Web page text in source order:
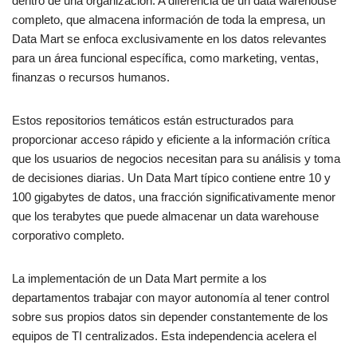
completo, que almacena información de toda la empresa, un
Data Mart se enfoca exclusivamente en los datos relevantes
para un área funcional específica, como marketing, ventas,
finanzas o recursos humanos.
Estos repositorios temáticos están estructurados para
proporcionar acceso rápido y eficiente a la información crítica
que los usuarios de negocios necesitan para su análisis y toma
de decisiones diarias. Un Data Mart típico contiene entre 10 y
100 gigabytes de datos, una fracción significativamente menor
que los terabytes que puede almacenar un data warehouse
corporativo completo.
La implementación de un Data Mart permite a los
departamentos trabajar con mayor autonomía al tener control
sobre sus propios datos sin depender constantemente de los
equipos de TI centralizados. Esta independencia acelera el